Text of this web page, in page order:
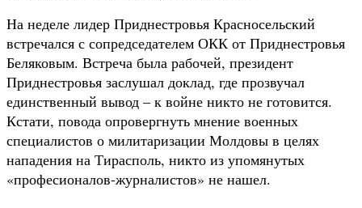
На неделе лидер Приднестровья Красносельский
встречался с сопредседателем ОКК от Приднестровья
Беляковым. Встреча была рабочей, президент
Приднестровья заслушал доклад, где прозвучал
единственный вывод – к войне никто не готовится.
Кстати, повода опровергнуть мнение военных
специалистов о милитаризации Молдовы в целях
нападения на Тирасполь, никто из упомянутых
«професионалов-журналистов» не нашел.